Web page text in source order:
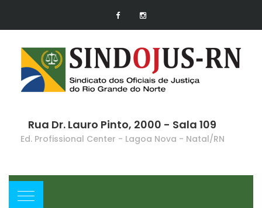
Rua Dr. Lauro Pinto, 2000 - Sala 109
Ed. Profissional Center - Lagoa Nova - Natal/RN